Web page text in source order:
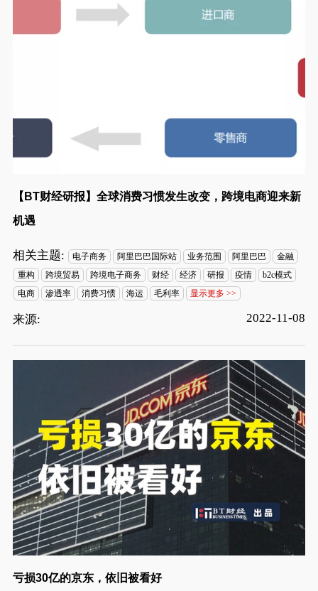
【BT财经研报】全球消费习惯发生改变，跨境电商迎来新
机遇
相关主题: 电子商务 阿里巴巴国际站 业务范围 阿里巴巴
金融
重构
跨境贸易 跨境电子商务 财经 经济 研报 疫情
b2c模式
电商
渗透率 消费习惯 海运 毛利率 显示更多 >>
来源: 2022-11-08
亏损30亿的京东，依旧被看好